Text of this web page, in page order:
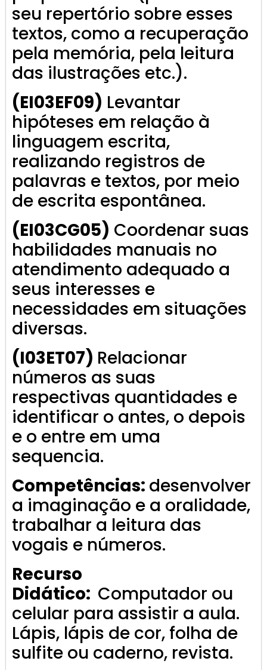
seu repertório sobre esses
textos, como a recuperação
pela memória, pela leitura
das ilustrações etc.).
(EI03EF09) Levantar
hipóteses em relação à
linguagem escrita,
realizando registros de
palavras e textos, por meio
de escrita espontânea.
(EI03CG05) Coordenar suas
habilidades manuais no
atendimento adequado a
seus interesses e
necessidades em situações
diversas.
(I03ET07) Relacionar
números as suas
respectivas quantidades e
identificar o antes, o depois
e o entre em uma
sequencia.
Competências: desenvolver
a imaginação e a oralidade,
trabalhar a leitura das
vogais e números.
Recurso
Didático: Computador ou
celular para assistir a aula.
Lápis, lápis de cor, folha de
sulfite ou caderno, revista.